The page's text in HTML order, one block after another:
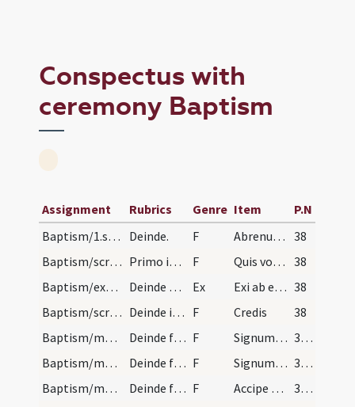
Conspectus with
ceremony Baptism
Assignment Rubrics Genre Item
P.N
Baptism/1.scrutiny
Deinde. F Abrenuntias Satanae
38
Baptism/scrutiny
Primo interroga nomen infantis sic. F Quis vocaris?
38
Baptism/exsufflation
Deinde exsufflet in faciem pueri. Ex Exi ab eo Satana da honorem Iesu Christo Filio eius fuge immunde spiritus da locum Spiritui Paraclito. 38
Baptism/scrutiny
Deinde interroget eum de fide catholica. F Credis
38
Baptism/marking
Deinde faciat crucem in fronte. F Signum sanctae Crucis ... in frontem
39 (6v)
Baptism/marking
Deinde faciat crucem in pectore. F Signum Salvatoris Domini ... in pectus
39 (6v)
Baptism/marking
Deinde faciat signum crucis in fronte et in pecto… F Accipe signum sanctae ... cole Deum
39 (6v)